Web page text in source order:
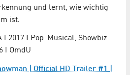
und lernt, wie wichtig
ist.
I 2017 I Pop-Musical, Showbiz
I OmdU
| Official HD Trailer #1 |